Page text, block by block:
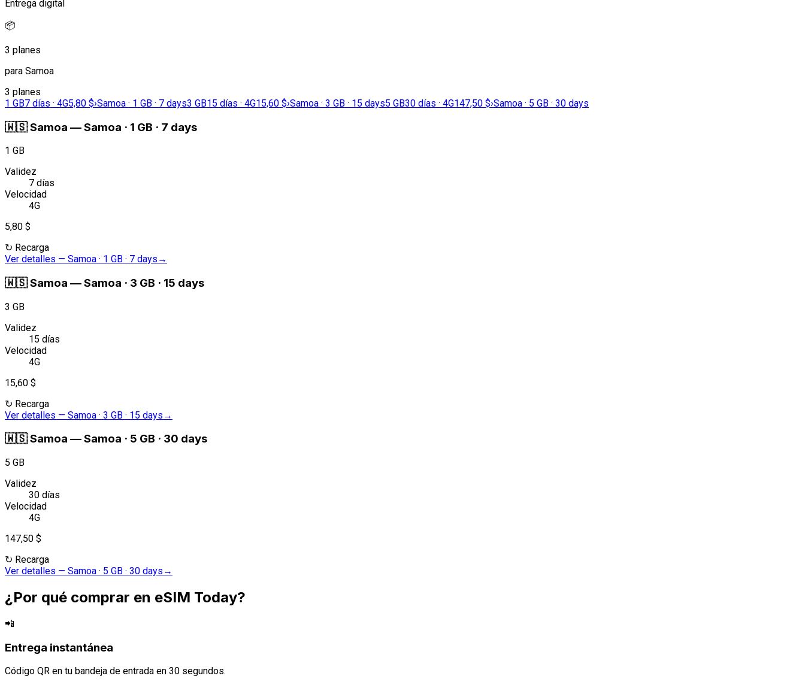
Entrega digital
📦
3 planes
para Samoa
3 planes
1 GB7 días · 4G5,80 $›Samoa · 1 GB · 7 days3 GB15 días · 4G15,60 $›Samoa · 3 GB · 15 days5 GB30 días · 4G147,50 $›Samoa · 5 GB · 30 days
🇼🇸Samoa —Samoa · 1 GB · 7 days
1 GB
Validez
7 días
Velocidad
4G
5,80 $
↻ Recarga
Ver detalles — Samoa · 1 GB · 7 days →
🇼🇸Samoa —Samoa · 3 GB · 15 days
3 GB
Validez
15 días
Velocidad
4G
15,60 $
↻ Recarga
Ver detalles — Samoa · 3 GB · 15 days →
🇼🇸Samoa —Samoa · 5 GB · 30 days
5 GB
Validez
30 días
Velocidad
4G
147,50 $
↻ Recarga
Ver detalles — Samoa · 5 GB · 30 days →
¿Por qué comprar en eSIM Today?
📲
Entrega instantánea
Código QR en tu bandeja de entrada en 30 segundos.